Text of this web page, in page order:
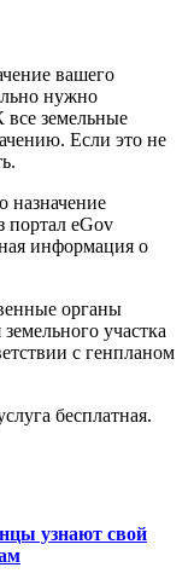
вашего
нужно
все земельные
Если это не
назначение
портал eGov
информация о
органы
участка
с генпланом
бесплатная.
узнают свой